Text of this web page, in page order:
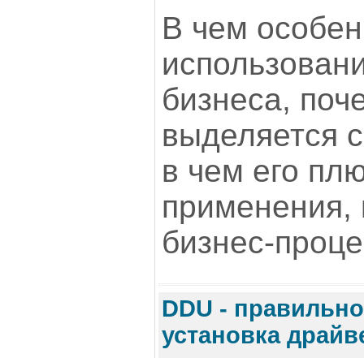
В чем
бизнеса,
выделяется
в чем его
применения,
бизнес-
DDU -
установка